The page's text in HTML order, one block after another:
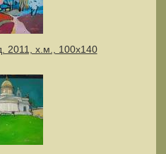
2011, х.м., 100х140